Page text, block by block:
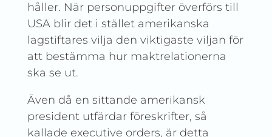
håller. När personuppgifter överförs till
USA blir det i stället amerikanska
lagstiftares vilja den viktigaste viljan för
att bestämma hur maktrelationerna
ska se ut.
Även då en sittande amerikansk
president utfärdar föreskrifter, så
kallade executive orders, är detta